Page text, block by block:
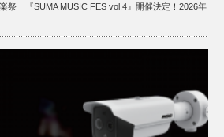
祭 『SUMA MUSIC FES vol.4』開催決定！2026年